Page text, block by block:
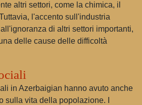
altri settori, come la chimica, il
l'accento sull'industria
di altri settori importanti,
delle cause delle difficoltà
in Azerbaigian hanno avuto anche
sulla vita della popolazione. I